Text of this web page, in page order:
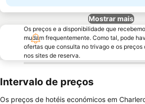
Mostrar mais
Os preços e a disponibilidade que
mudam frequentemente. Como tal, pode
ofertas que consulta no trivago e os preços
nos sites de reserva.
Intervalo de preços
Os preços de hotéis económicos em